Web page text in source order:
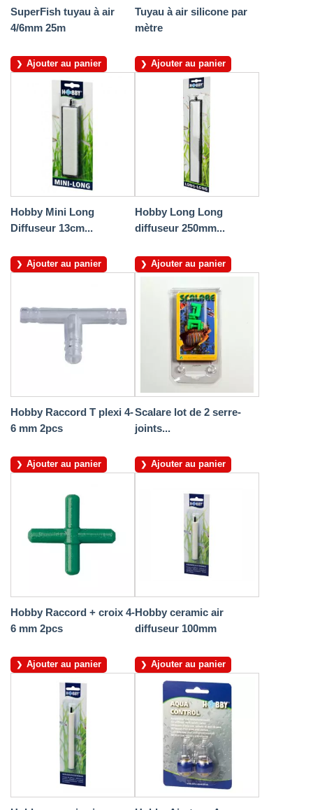
SuperFish tuyau à air
4/6mm 25m
Ajouter au panier
Tuyau à air silicone par
mètre
Ajouter au panier
Hobby Mini Long
Diffuseur 13cm...
Ajouter au panier
Hobby Long Long
diffuseur 250mm...
Ajouter au panier
Hobby Raccord T plexi 4-
6 mm 2pcs
Ajouter au panier
Scalare lot de 2 serre-
joints...
Ajouter au panier
Hobby Raccord + croix 4-
6 mm 2pcs
Ajouter au panier
Hobby ceramic air
diffuseur 100mm
Ajouter au panier